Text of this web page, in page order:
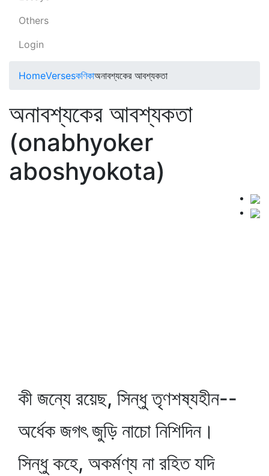
Others
Login
HomeVersesকণিকাঅনাবশ্যকের আবশ্যকতা
অনাবশ্যকের আবশ্যকতা
(onabhyoker
aboshyokota)
কী জন্যে রয়েছ, সিন্ধু তৃণশষ্যহীন--
অর্ধেক জগৎ জুড়ি নাচো নিশিদিন।
সিন্ধু কহে, অকর্মণ্য না রহিত যদি